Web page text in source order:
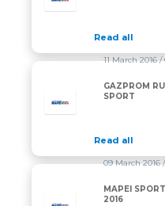
Read all
11 March 2016/
GAZPROM
SPORT
Read all
09 March 2016
MAPEI
2016